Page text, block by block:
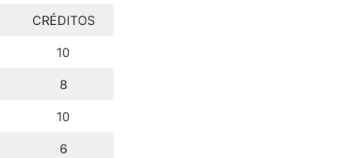
CRÉDITOS
10
8
10
6